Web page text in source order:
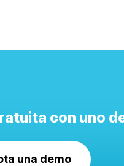
con uno
una demo